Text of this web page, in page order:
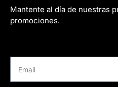
Mantente al día de nuestras
promociones.